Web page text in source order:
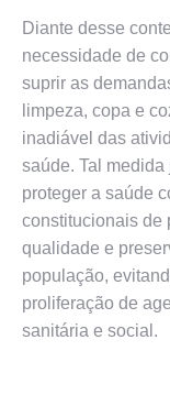
Diante desse
necessidade de
suprir as
limpeza, copa e
inadiável das
saúde. Tal
proteger a saúde
constitucionais de
qualidade e
população,
proliferação de
sanitária e social.